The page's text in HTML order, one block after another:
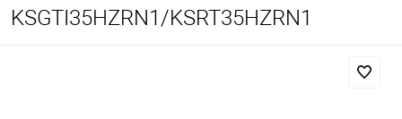
KSGTI35HZRN1/KSRT35HZRN1